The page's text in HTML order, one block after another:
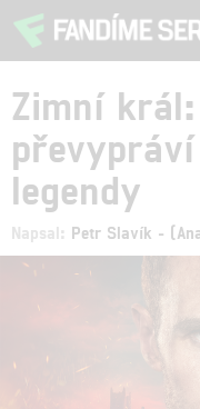
Zimní
legendy
Napsal: Petr Slavík -